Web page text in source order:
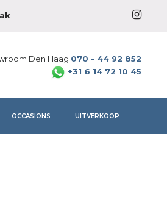
Den Haag 070 - 44 92 852
+31 6 14 72 10 45
OCCASIONS UITVERKOOP